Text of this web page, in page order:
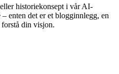
historiekonsept i vår AI-
enten det er et blogginnlegg, en
din visjon.